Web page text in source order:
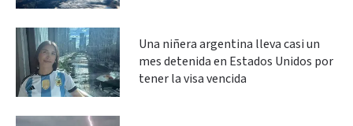
Una niñera argentina lleva casi un
mes detenida en Estados Unidos por
tener la visa vencida